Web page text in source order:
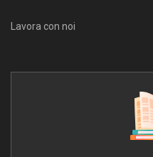
Lavora con noi